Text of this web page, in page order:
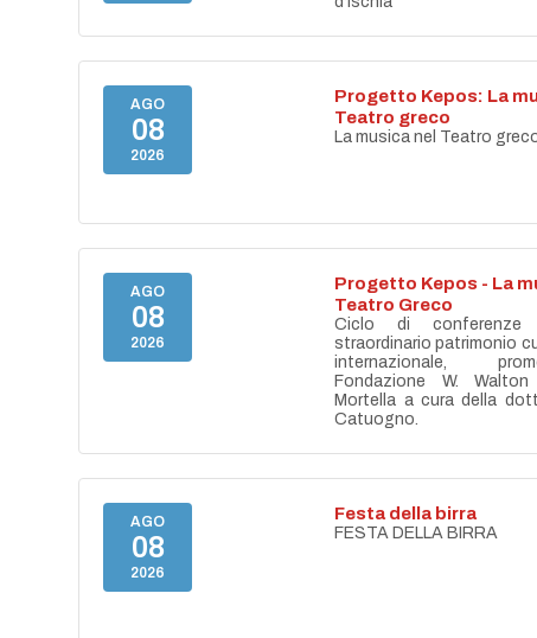
AGO
08
2026
Progetto Kepos: La
Teatro greco
La musica nel Teatro
AGO
08
2026
Progetto Kepos - La
Teatro Greco
Ciclo di conferenze
straordinario patrimonio
internazionale,
Fondazione W.
Mortella a cura della
Catuogno.
AGO
08
2026
Festa della birra
FESTA DELLA BIRRA